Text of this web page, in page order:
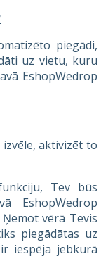
piegādi,
uz vietu, kuru
EshopWedrop
aktivizēt to
funkciju, Tev būs
EshopWedrop
Ņemot vērā Tevis
piegādātas uz
iespēja jebkurā